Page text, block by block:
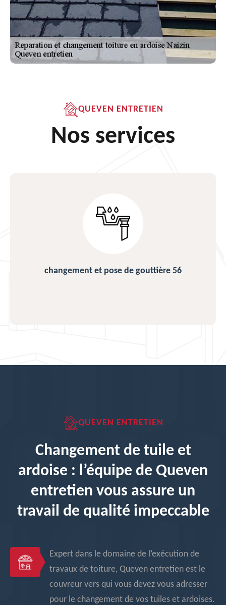
QUEVEN ENTRETIEN
Nos services
changement et pose de gouttière 56
QUEVEN ENTRETIEN
Changement de tuile et
ardoise : l’équipe de Queven
entretien vous assure un
travail de qualité impeccable
Expert dans le domaine de l’exécution de
travaux de toiture, Queven entretien est le
couvreur vers qui vous devez vous adresser
pour le changement de vos tuiles et ardoises.